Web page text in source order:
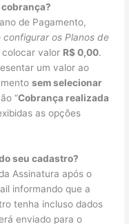
de Pagamento,
configurar os Planos de
colocar valor R$ 0,00.
um valor ao
sem selecionar
“Cobrança realizada
as opções
seu cadastro?
Assinatura após o
informando que a
tenha incluso dados
enviado para o